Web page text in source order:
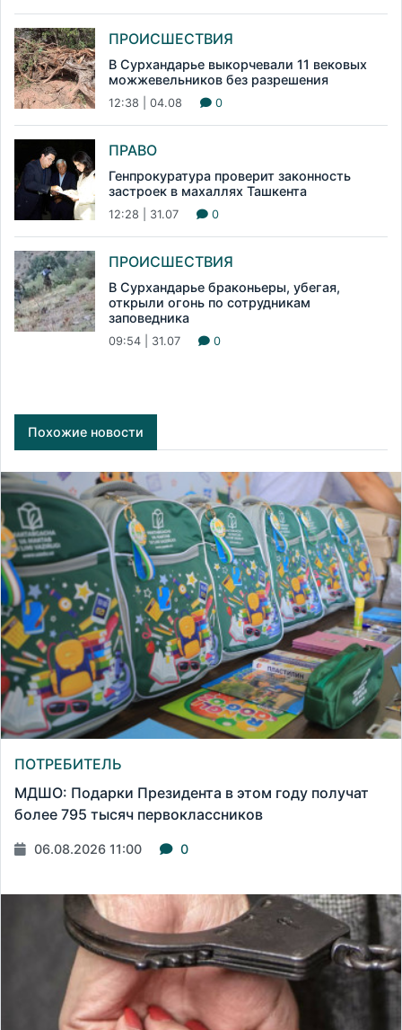
ПРОИСШЕСТВИЯ
В Сурхандарье выкорчевали 11 вековых
можжевельников без разрешения
12:38 | 04.08 0
ПРАВО
Генпрокуратура проверит законность
застроек в махаллях Ташкента
12:28 | 31.07 0
ПРОИСШЕСТВИЯ
В Сурхандарье браконьеры, убегая,
открыли огонь по сотрудникам
заповедника
09:54 | 31.07 0
Похожие новости
ПОТРЕБИТЕЛЬ
МДШО: Подарки Президента в этом году получат
более 795 тысяч первоклассников
06.08.2026 11:00 0